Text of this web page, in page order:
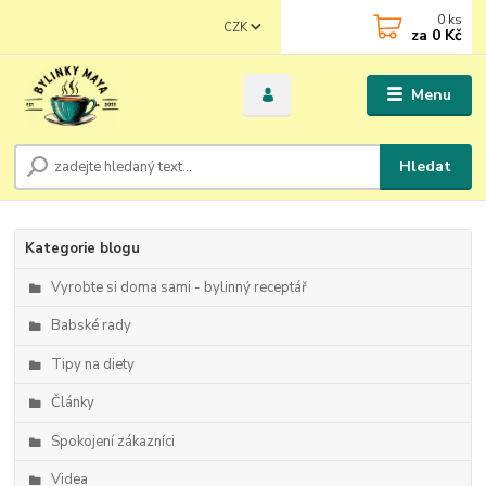
Menu
CZK
Hledat
0 ks
za 0 Kč
Kategorie blogu
Vyrobte si doma sami - bylinný receptář
Babské rady
Tipy na diety
Články
Spokojení zákazníci
Videa